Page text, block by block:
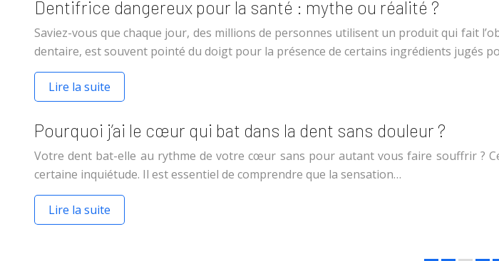
Dentifrice dangereux pour la santé : mythe ou réalité ?
Saviez-vous que chaque jour, des millions de personnes utilisent un produit qui fait
dentaire, est souvent pointé du doigt pour la présence de certains ingrédients jugés
Lire la suite
Pourquoi j’ai le cœur qui bat dans la dent sans douleur ?
Votre dent bat-elle au rythme de votre cœur sans pour autant vous faire souffrir ?
certaine inquiétude. Il est essentiel de comprendre que la sensation…
Lire la suite